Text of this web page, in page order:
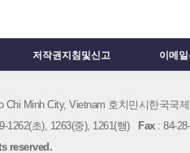
저작권지침및신고 이메
Chi Minh City, Vietnam 호치민시한국국
1262(초), 1263(중), 1261(행) Fax: 84-
reserved.